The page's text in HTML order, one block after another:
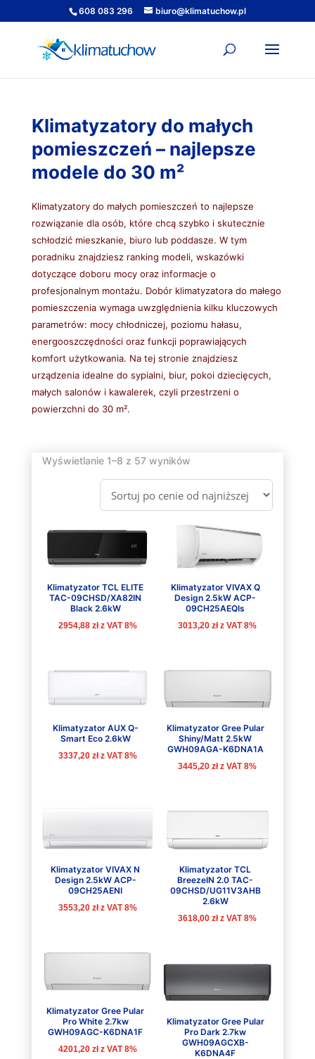
608 083 296 biuro@klimatuchow.pl
Klimatyzatory do małych
pomieszczeń – najlepsze
modele do 30 m²
Klimatyzatory do małych pomieszczeń to najlepsze
rozwiązanie dla osób, które chcą szybko i skutecznie
schłodzić mieszkanie, biuro lub poddasze. W tym
poradniku znajdziesz ranking modeli, wskazówki
dotyczące doboru mocy oraz informacje o
profesjonalnym montażu. Dobór klimatyzatora do małego
pomieszczenia wymaga uwzględnienia kilku kluczowych
parametrów: mocy chłodniczej, poziomu hałasu,
energooszczędności oraz funkcji poprawiających
komfort użytkowania. Na tej stronie znajdziesz
urządzenia idealne do sypialni, biur, pokoi dziecięcych,
małych salonów i kawalerek, czyli przestrzeni o
powierzchni do 30 m².
Wyświetlanie 1–8 z 57 wynikówPosortowane
według
ceny:
od
niskiej
wysokiej
Klimatyzator TCL ELITE
TAC-09CHSD/XA82IN
Black 2.6kW
2954,88 zł z VAT 8%
Klimatyzator VIVAX Q
Design 2.5kW ACP-
09CH25AEQIs
3013,20zł z VAT 8%
Klimatyzator AUX Q-
Smart Eco 2.6kW
3337,20 zł z VAT 8%
Klimatyzator Gree Pular
Shiny/Matt 2.5kW
GWH09AGA-K6DNA1A
3445,20zł z VAT 8%
Klimatyzator VIVAX N
Design 2.5kW ACP-
09CH25AENI
3553,20 zł z VAT 8%
Klimatyzator TCL
BreezeIN 2.0 TAC-
09CHSD/UG11V3AHB
2.6kW
3618,00zł z VAT 8%
Klimatyzator Gree Pular
Pro White 2.7kw
GWH09AGC-K6DNA1F
4201,20 zł z VAT 8%
Klimatyzator Gree Pular
Pro Dark 2.7kw
GWH09AGCXB-
K6DNA4F